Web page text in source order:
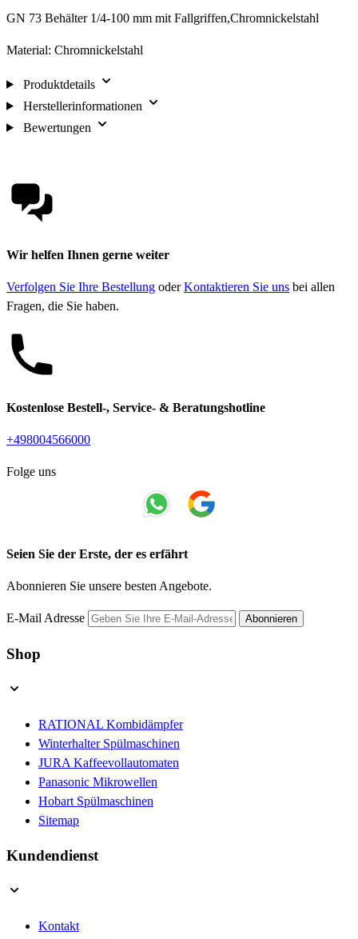
GN 73 Behälter 1/4-100 mm mit Fallgriffen,Chromnickelstahl
Material: Chromnickelstahl
Produktdetails
Herstellerinformationen
Bewertungen
Wir helfen Ihnen gerne weiter
Verfolgen Sie Ihre Bestellung oderKontaktieren Sie uns bei allen
Fragen, die Sie haben.
Kostenlose Bestell-, Service- & Beratungshotline
+498004566000
Folge uns
Seien Sie der Erste, der es erfährt
Abonnieren Sie unsere besten Angebote.
E-Mail Adresse Abonnieren
Shop
RATIONAL Kombidämpfer
Winterhalter Spülmaschinen
JURA Kaffeevollautomaten
Panasonic Mikrowellen
Hobart Spülmaschinen
Sitemap
Kundendienst
Kontakt